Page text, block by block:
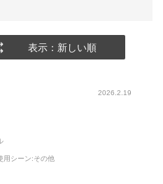
表示：新しい順
2026.2.19
用シーン:その他